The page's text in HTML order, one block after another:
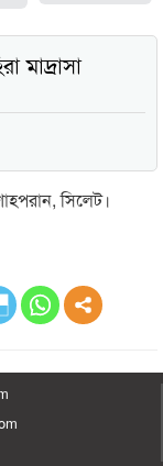
মাদ্রাসা
সিলেট।